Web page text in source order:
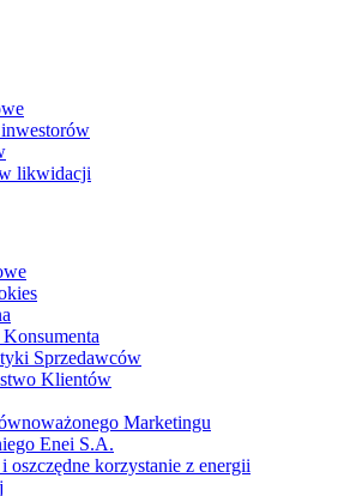
likwidacji
Sprzedawców
Klientów
Marketingu
Enei S.A.
oszczędne korzystanie z energii